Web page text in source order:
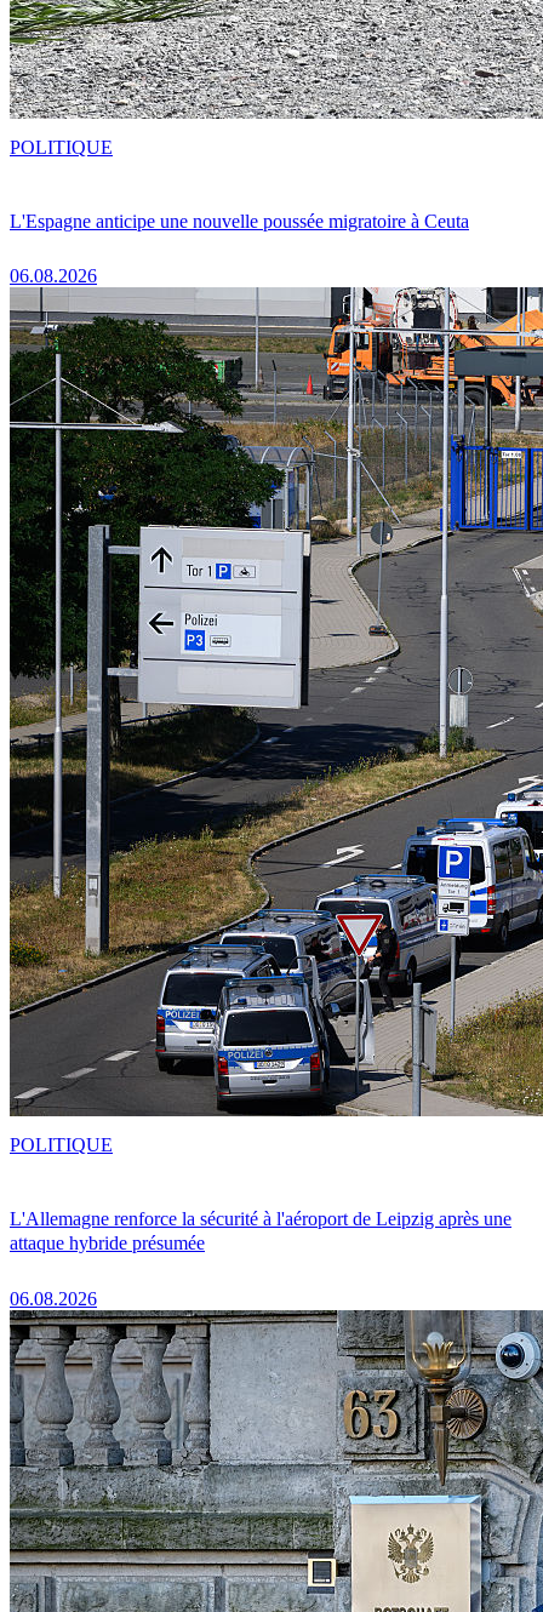
L'Espagne anticipe une nouvelle poussée migratoire à Ceuta
06.08.2026
POLITIQUE
L'Allemagne renforce la sécurité à l'aéroport de Leipzig après une
attaque hybride présumée
06.08.2026
POLITIQUE